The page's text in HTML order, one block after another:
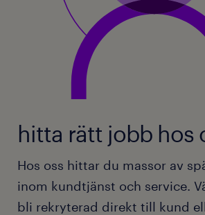
hitta rätt jobb hos
Hos oss hittar du massor av
inom kundtjänst och service.
bli rekryterad direkt till kund